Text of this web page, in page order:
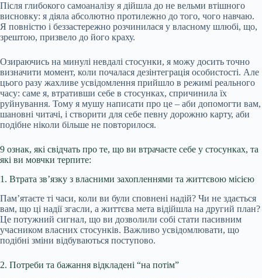
Після глибокого самоаналізу я дійшла до не вельми втішного
висновку: я діяла абсолютно протилежно до того, чого навчаю.
Я повністю і беззастережно розчинилася у власному шлюбі, що,
зрештою, призвело до його краху.
Озираючись на минулі невдалі стосунки, я можу досить точно
визначити момент, коли почалася дезінтеграція особистості. Але
цього разу жахливе усвідомлення прийшло в режимі реального
часу: саме я, втративши себе в стосунках, спричинила їх
руйнування. Тому я мушу написати про це – аби допомогти вам,
шановні читачі, і створити для себе певну дорожню карту, аби
подібне ніколи більше не повторилося.
9 ознак, які свідчать про те, що ви втрачаєте себе у стосунках, та
які ви мовчки терпите:
1. Втрата зв’язку з власними захопленнями та життєвою місією
Пам’ятаєте ті часи, коли ви були сповнені надій? Чи не здається
вам, що ці надії згасли, а життєва мета відійшла на другий план?
Це потужний сигнал, що ви дозволили собі стати пасивним
учасником власних стосунків. Важливо усвідомлювати, що
подібні зміни відбуваються поступово.
2. Потреби та бажання відкладені “на потім”